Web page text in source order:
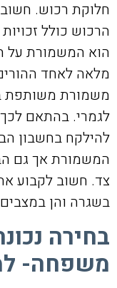
חלוקת רכוש.
הרכוש כולל
הוא המשמורת על
מלאה לאחד
משמורת משותפת
לגמרי. בהתאם לכך
להילקח בחשבון
המשמורת אך גם
צד. חשוב לקבוע
בשגרה והן
בחירה
משפחה-